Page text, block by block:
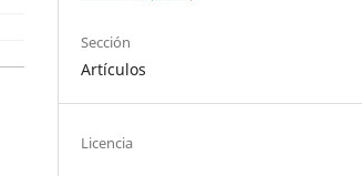
Sección
Artículos
Licencia